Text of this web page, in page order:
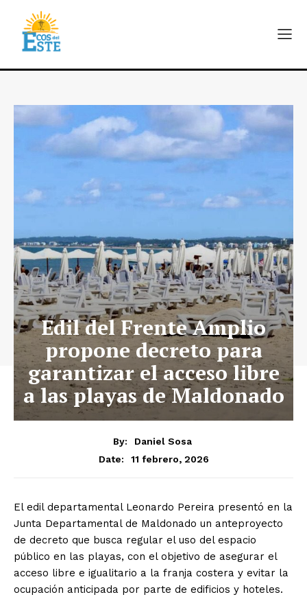
Edil del Frente Amplio
propone decreto para
garantizar el acceso libre
a las playas de Maldonado
By:
Daniel Sosa
Date:
11 febrero, 2026
El edil departamental Leonardo Pereira presentó en la
Junta Departamental de Maldonado un anteproyecto
de decreto que busca regular el uso del espacio
público en las playas, con el objetivo de asegurar el
acceso libre e igualitario a la franja costera y evitar la
ocupación anticipada por parte de edificios y hoteles.